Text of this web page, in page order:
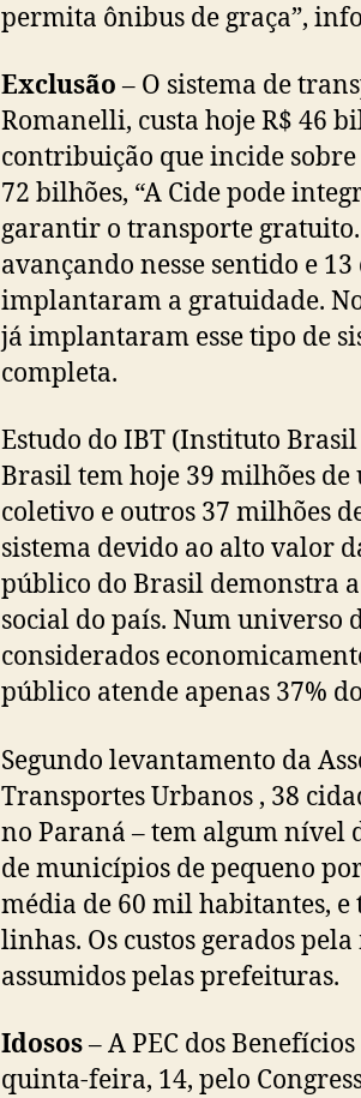
permita ônibus de graça”,
Exclusão– O sistema de
Romanelli, custa hoje R$ 46
contribuição que incide
72 bilhões, “A Cide pode
garantir o transporte gratuito.
avançando nesse sentido e
implantaram a gratuidade.
já implantaram esse tipo de
completa.
Estudo do IBT (Instituto
Brasil tem hoje 39 milhões
coletivo e outros 37 milhões
sistema devido ao alto valor
público do Brasil demonstra
social do país. Num universo
considerados
público atende apenas 37%
Segundo levantamento da
Transportes Urbanos , 38
no Paraná – tem algum nível
de municípios de pequeno
média de 60 mil habitantes,
linhas. Os custos gerados
assumidos pelas prefeituras.
Idosos– A PEC dos
quinta-feira, 14, pelo